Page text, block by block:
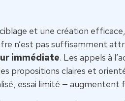
et une création
n’est pas suffisamment
immédiate. Les appels à
propositions claires et
essai limité —